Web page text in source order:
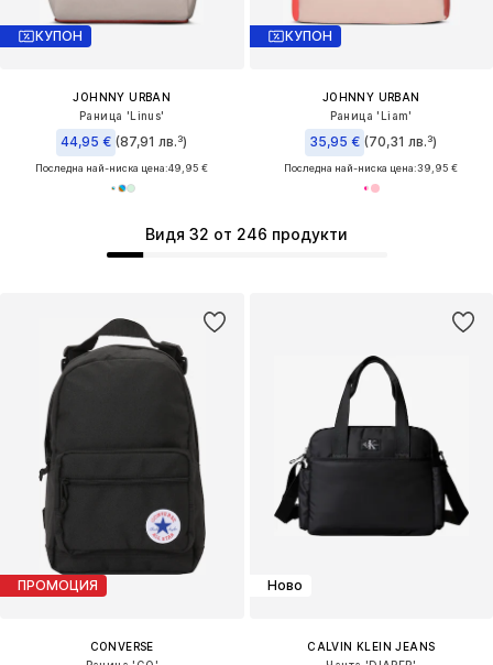
КУПОН
JOHNNY URBAN
Раница 'Linus'
44,95 € (87,91 лв.³)
Последна най-ниска цена:49,95 €
КУПОН
JOHNNY URBAN
Раница 'Liam'
35,95 € (70,31 лв.³)
Последна най-ниска цена:39,95 €
Видя 32 от 246 продукти
ПРОМОЦИЯ
CONVERSE
Ново
CALVIN KLEIN JEANS